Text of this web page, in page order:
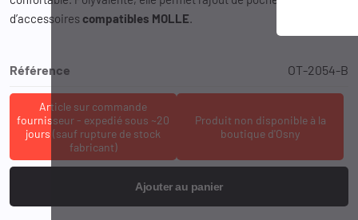
d’accessoirescompatibles MOLLE
Référence OT-2054-B
Article sur commande
fournisseur - expedié sous ~20
jours (sauf rupture de stock
fabricant)
Produit non disponible à la
boutique d'Osny
Ajouter au panier